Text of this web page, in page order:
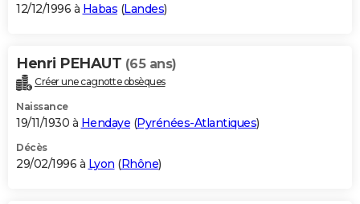
12/12/1996 à Habas (Landes)
Henri PEHAUT (65 ans)
Créer une cagnotte obsèques
Naissance
19/11/1930 à Hendaye (Pyrénées-Atlantiques)
Décès
29/02/1996 à Lyon (Rhône)